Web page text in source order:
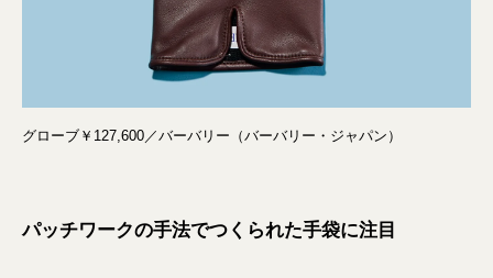
グローブ￥127,600／バーバリー（バーバリー・ジャパン）
パッチワークの手法でつくられた手袋に注目